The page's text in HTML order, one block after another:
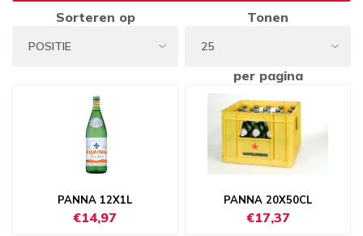
Sorteren op Tonen
per pagina
PANNA 12X1L
€14,97
PANNA 20X50CL
€17,37